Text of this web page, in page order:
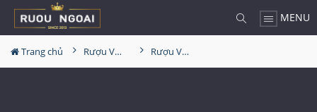
MENU
Trang chủ Rượu Vang Rượu Vang Lindeman's Gentleman's Collection No3 Cabernet Sauvignon